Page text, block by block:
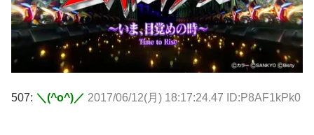
507: ＼(^o^)／ 2017/06/12(月) 18:17:24.47 ID:P8AF1kPk0